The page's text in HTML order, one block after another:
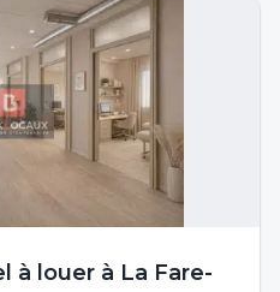
à louer à La Fare-